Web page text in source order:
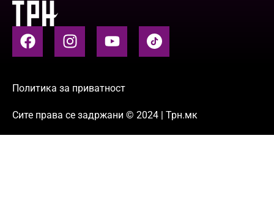
Политика за приватност
Сите права се задржани © 2024 | Трн.мк